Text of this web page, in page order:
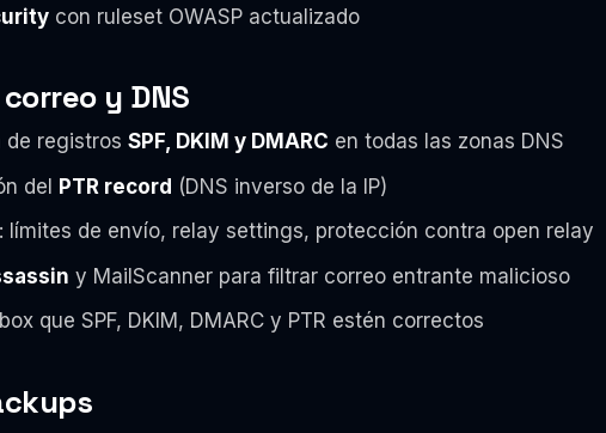
con ruleset OWASP actualizado
y DNS
registros SPF, DKIM y DMARC en todas las zonas DNS
del PTR record (DNS inverso de la IP)
: límites de envío, relay settings, protección contra open relay
y MailScanner para filtrar correo entrante malicioso
que SPF, DKIM, DMARC y PTR estén correctos